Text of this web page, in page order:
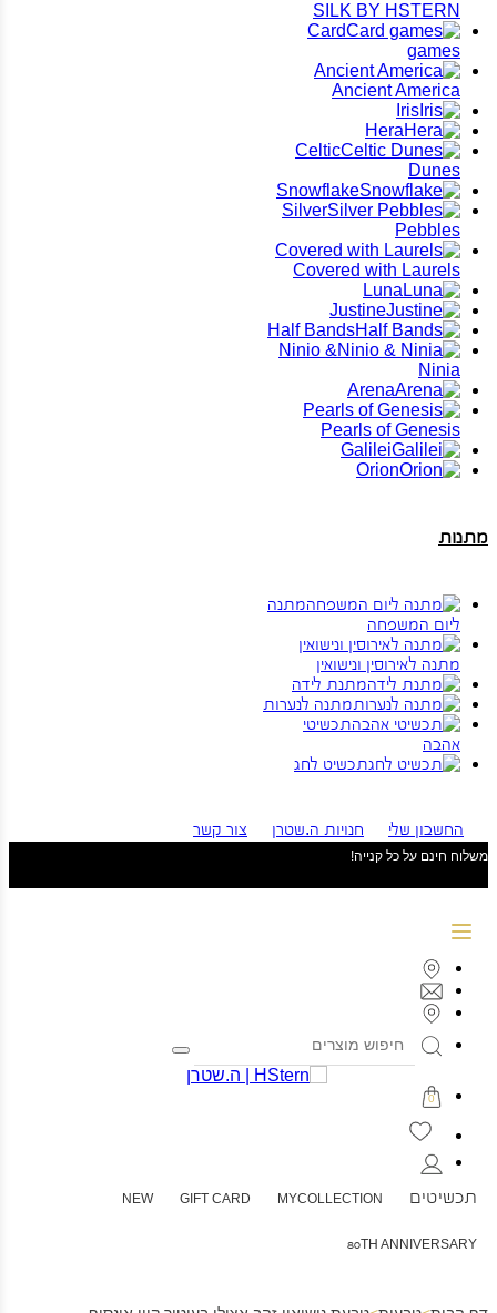
SILK BY HSTERN
Card
games
Ancient America
Iris
Hera
Celtic
Dunes
Snowflake
Silver
Pebbles
Covered with Laurels
Luna
Justine
Half Bands
Ninio &
Ninia
Arena
Pearls of Genesis
Galilei
Orion
מתנות
מתנה
ליום המשפחה
מתנה לאירוסין ונישואין
מתנת לידה
מתנה לנערות
תכשיטי
אהבה
תכשיט לחג
החשבון שלי חנויות ה.שטרן צור קשר
משלוח חינם על כל קנייה!
0
תכשיטים MYCOLLECTION
GIFT CARD
NEW
80TH ANNIVERSARY